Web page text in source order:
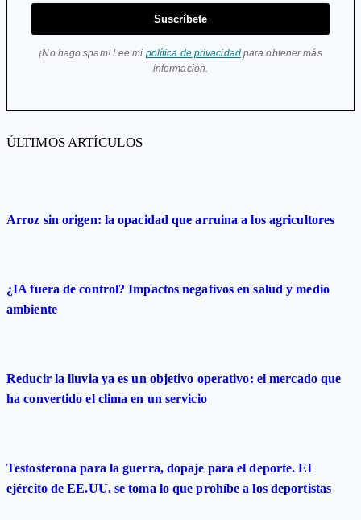
Suscríbete
¡No hago spam! Lee mi política de privacidadpara obtener más
información.
ÚLTIMOS ARTÍCULOS
Arroz sin origen: la opacidad que arruina a los agricultores
¿IA fuera de control? Impactos negativos en salud y medio
ambiente
Reducir la lluvia ya es un objetivo operativo: el mercado que
ha convertido el clima en un servicio
Testosterona para la guerra, dopaje para el deporte. El
ejército de EE.UU. se toma lo que prohíbe a los deportistas